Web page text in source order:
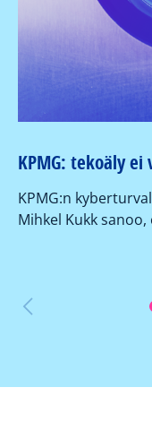
KPMG: tekoäly
KPMG:n
Mihkel Kukk